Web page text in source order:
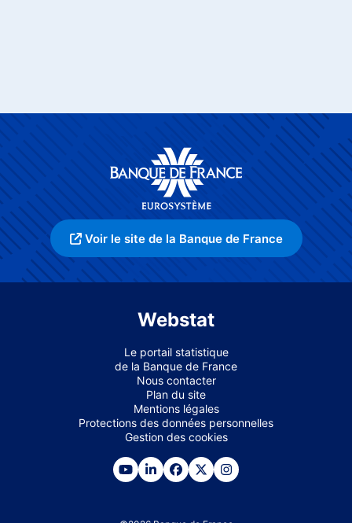
Voir le site de la Banque de France
Webstat
Le portail statistique
de la Banque de France
Nous contacter
Plan du site
Mentions légales
Protections des données personnelles
Gestion des cookies